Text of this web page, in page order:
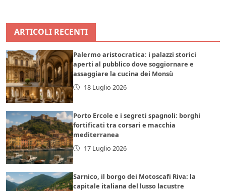
ARTICOLI RECENTI
Palermo aristocratica: i palazzi storici
aperti al pubblico dove soggiornare e
assaggiare la cucina dei Monsù
18 Luglio 2026
Porto Ercole e i segreti spagnoli: borghi
fortificati tra corsari e macchia
mediterranea
17 Luglio 2026
Sarnico, il borgo dei Motoscafi Riva: la
capitale italiana del lusso lacustre